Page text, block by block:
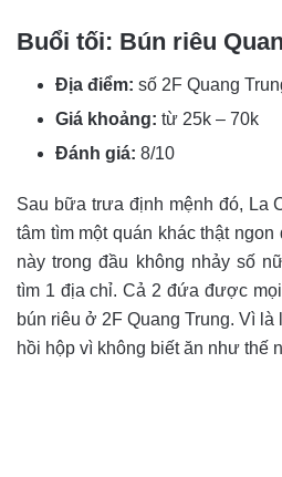
Buổi tối: Bún riêu
Địa điểm: số 2F Quang
Giá khoảng: từ 25k – 70k
Đánh giá: 8/10
Sau bữa trưa định mệnh đó, La
tâm tìm một quán khác thật
này trong đầu không nhảy số
tìm 1 địa chỉ. Cả 2 đứa được
bún riêu ở 2F Quang Trung. Vì
hồi hộp vì không biết ăn như thế